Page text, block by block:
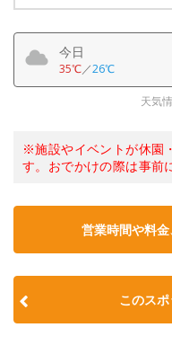
今日
35℃／26℃
天気
※施設やイベントが休園
す。おでかけの際は事前
営業時間や料
このス